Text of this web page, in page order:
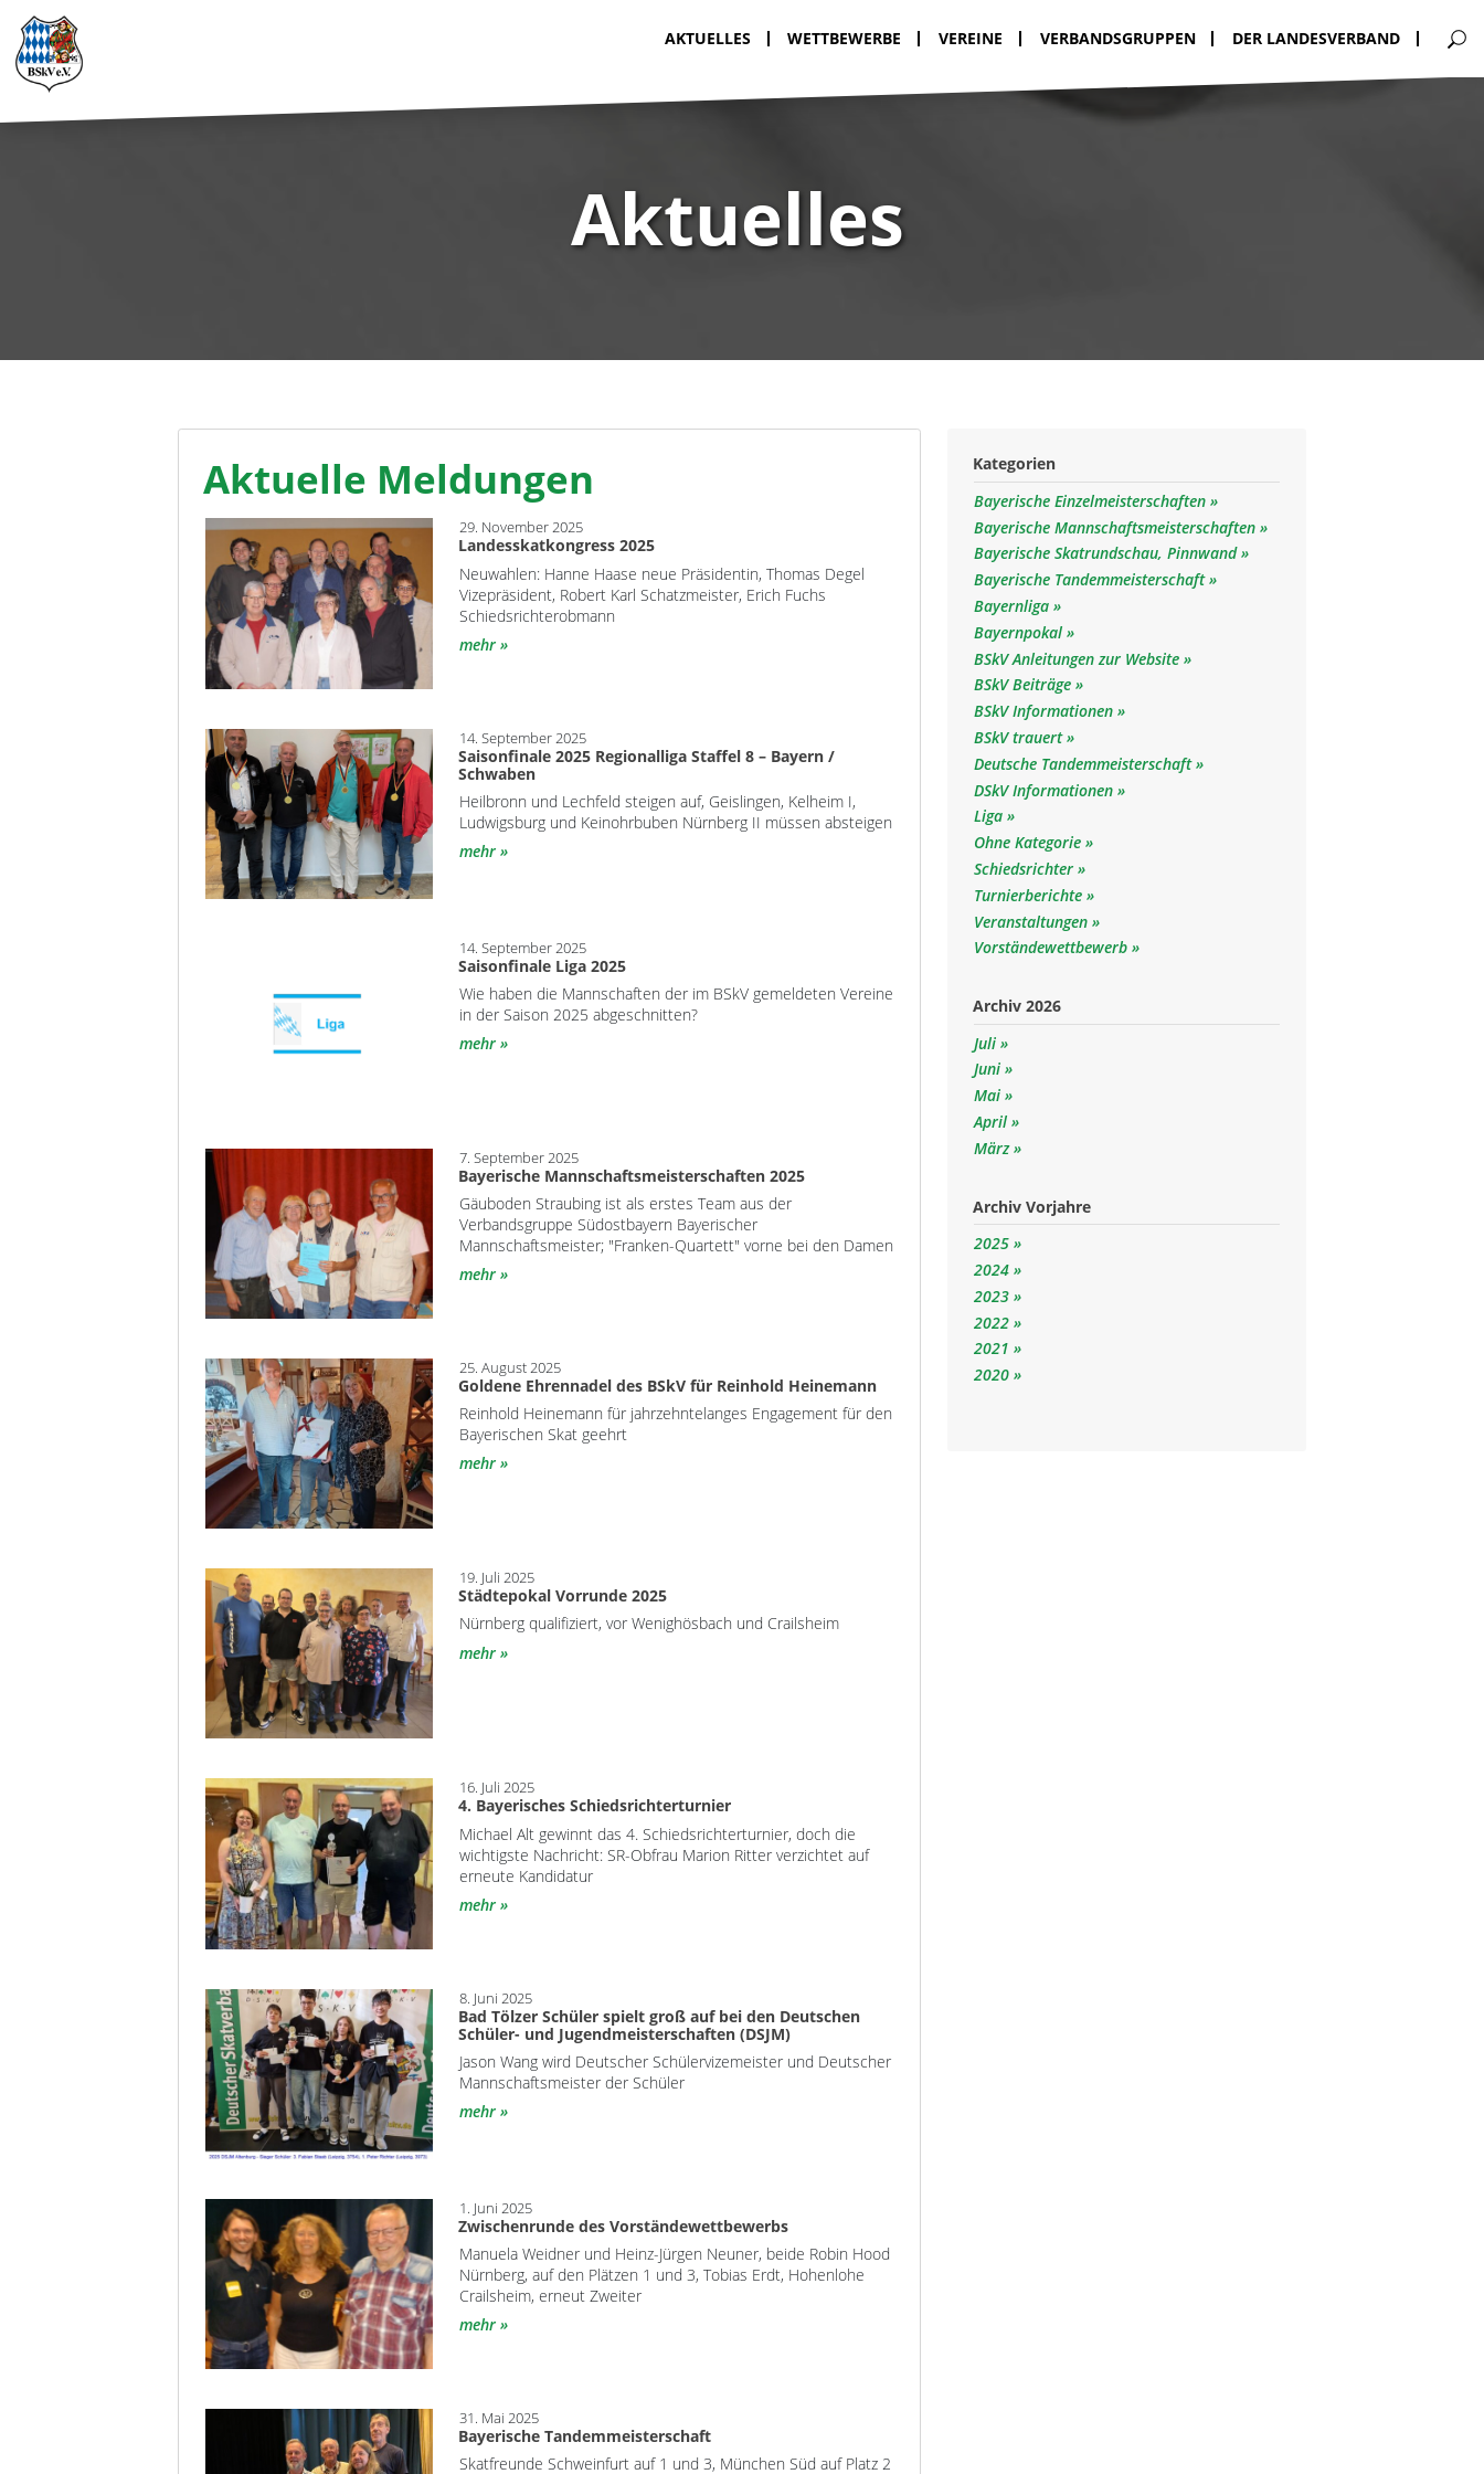
Aktuelles
Aktuelle Meldungen
29. November 2025
Landesskatkongress 2025
Neuwahlen: Hanne Haase neue Präsidentin, Thomas Degel
Vizepräsident, Robert Karl Schatzmeister, Erich Fuchs
Schiedsrichterobmann
mehr
14. September 2025
Saisonfinale 2025 Regionalliga Staffel 8 – Bayern /
Schwaben
Heilbronn und Lechfeld steigen auf, Geislingen, Kelheim I,
Ludwigsburg und Keinohrbuben Nürnberg II müssen absteigen
mehr
14. September 2025
Saisonfinale Liga 2025
Wie haben die Mannschaften der im BSkV gemeldeten Vereine
in der Saison 2025 abgeschnitten?
mehr
7. September 2025
Bayerische Mannschaftsmeisterschaften 2025
Gäuboden Straubing ist als erstes Team aus der
Verbandsgruppe Südostbayern Bayerischer
Mannschaftsmeister; "Franken-Quartett" vorne bei den Damen
mehr
25. August 2025
Goldene Ehrennadel des BSkV für Reinhold Heinemann
Reinhold Heinemann für jahrzehntelanges Engagement für den
Bayerischen Skat geehrt
mehr
19. Juli 2025
Städtepokal Vorrunde 2025
Nürnberg qualifiziert, vor Wenighösbach und Crailsheim
mehr
16. Juli 2025
4. Bayerisches Schiedsrichterturnier
Michael Alt gewinnt das 4. Schiedsrichterturnier, doch die
wichtigste Nachricht: SR-Obfrau Marion Ritter verzichtet auf
erneute Kandidatur
mehr
8. Juni 2025
Bad Tölzer Schüler spielt groß auf bei den Deutschen
Schüler- und Jugendmeisterschaften (DSJM)
Jason Wang wird Deutscher Schülervizemeister und Deutscher
Mannschaftsmeister der Schüler
mehr
1. Juni 2025
Zwischenrunde des Vorständewettbewerbs
Manuela Weidner und Heinz-Jürgen Neuner, beide Robin Hood
Nürnberg, auf den Plätzen 1 und 3, Tobias Erdt, Hohenlohe
Crailsheim, erneut Zweiter
mehr
31. Mai 2025
Bayerische Tandemmeisterschaft
Skatfreunde Schweinfurt auf 1 und 3, München Süd auf Platz 2
Kategorien
Bayerische Einzelmeisterschaften
Bayerische Mannschaftsmeisterschaften
Bayerische Skatrundschau, Pinnwand
Bayerische Tandemmeisterschaft
Bayernliga
Bayernpokal
BSkV Anleitungen zur Website
BSkV Beiträge
BSkV Informationen
BSkV trauert
Deutsche Tandemmeisterschaft
DSkV Informationen
Liga
Ohne Kategorie
Schiedsrichter
Turnierberichte
Veranstaltungen
Vorständewettbewerb
Archiv 2026
Juli
Juni
Mai
April
März
Archiv Vorjahre
2025
2024
2023
2022
2021
2020
AKTUELLES WETTBEWERBE VEREINE VERBANDSGRUPPEN DER LANDESVERBAND